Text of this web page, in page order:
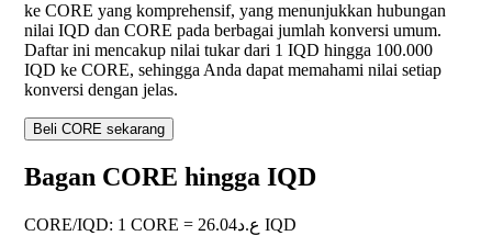
ke CORE yang komprehensif, yang menunjukkan hubungan
nilai IQD dan CORE pada berbagai jumlah konversi umum.
Daftar ini mencakup nilai tukar dari 1 IQD hingga 100.000
IQD ke CORE, sehingga Anda dapat memahami nilai setiap
konversi dengan jelas.
Beli CORE sekarang
Bagan CORE hingga IQD
CORE/IQD:
1 CORE = ع.د26.04 IQD